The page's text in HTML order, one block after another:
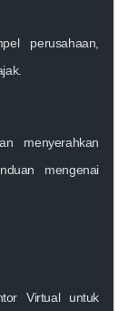
perusahaan,
menyerahkan
mengenai
Virtual untuk